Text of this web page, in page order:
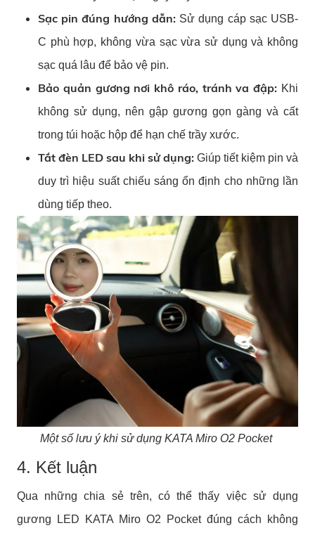
Sạc pin đúng hướng dẫn:Sử dụng cáp sạc USB-
C phù hợp, không vừa sạc vừa sử dụng và không
sạc quá lâu để bảo vệ pin.
Bảo quản gương nơi khô ráo, tránh va đập: Khi
không sử dụng, nên gập gương gọn gàng và cất
trong túi hoặc hộp để hạn chế trầy xước.
Tắt đèn LED sau khi sử dụng: Giúp tiết kiệm pin và
duy trì hiệu suất chiếu sáng ổn định cho những lần
dùng tiếp theo.
Một số lưu ý khi sử dụng KATA Miro O2 Pocket
4. Kết luận
Qua những chia sẻ trên, có thể thấy việc sử dụng
gương LED KATA Miro O2 Pocket đúng cách không